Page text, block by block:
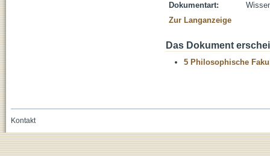
Dokumentart:
Zur Langanzeige
Das Dokument
5 Philosophische
Kontakt